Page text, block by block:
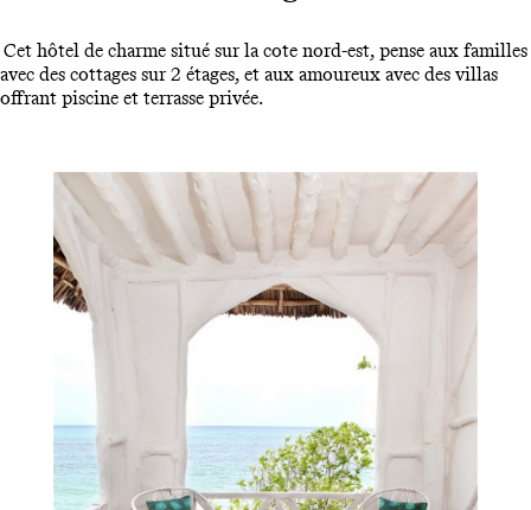
Cet hôtel de charme situé sur la cote nord-est, pense aux familles
avec des cottages sur 2 étages, et aux amoureux avec des villas
offrant piscine et terrasse privée.